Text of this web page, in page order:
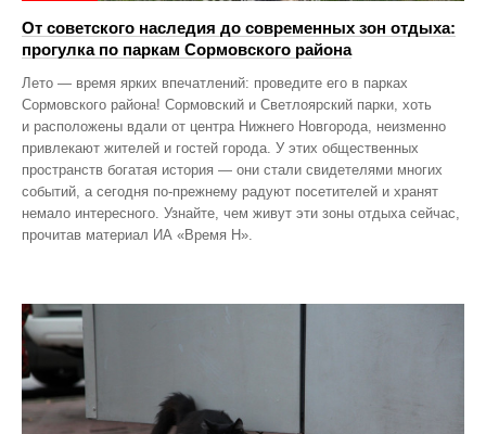
От советского наследия до современных зон отдыха:
прогулка по паркам Сормовского района
Лето — время ярких впечатлений: проведите его в парках
Сормовского района! Сормовский и Светлоярский парки, хоть
и расположены вдали от центра Нижнего Новгорода, неизменно
привлекают жителей и гостей города. У этих общественных
пространств богатая история — они стали свидетелями многих
событий, а сегодня по‑прежнему радуют посетителей и хранят
немало интересного. Узнайте, чем живут эти зоны отдыха сейчас,
прочитав материал ИА «Время Н».